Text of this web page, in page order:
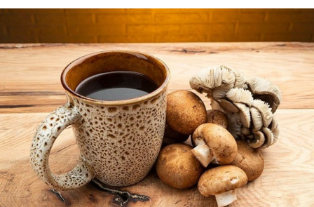
Copyright
2026
Loka
News
All
right
reserved